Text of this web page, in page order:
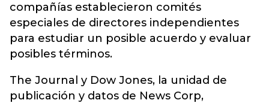
compañías establecieron comités
especiales de directores independientes
para estudiar un posible acuerdo y evaluar
posibles términos.
The Journal y Dow Jones, la unidad de
publicación y datos de News Corp,